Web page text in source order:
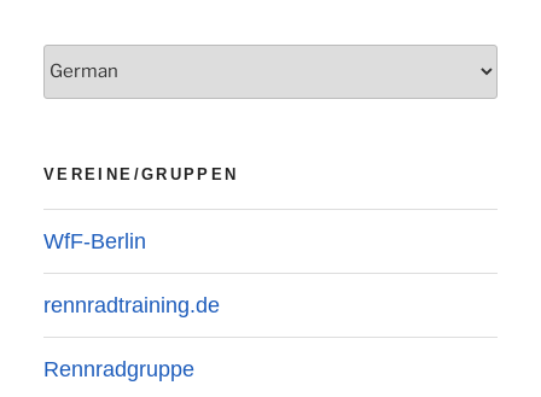
VEREINE/GRUPPEN
WfF-Berlin
rennradtraining.de
Rennradgruppe